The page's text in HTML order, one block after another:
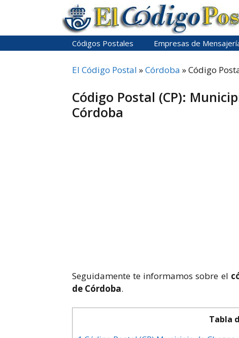
Códigos Postales Empresas de
El Código Postal »Córdoba »Código
Código Postal (CP):
Córdoba
Seguidamente te informamos sobre el
de Córdoba.
Tabla